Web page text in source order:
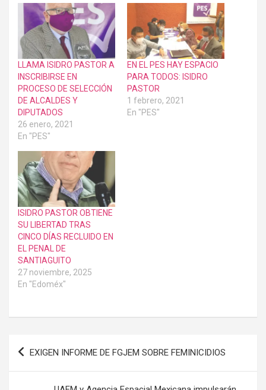
LLAMA ISIDRO PASTOR A
INSCRIBIRSE EN
PROCESO DE SELECCIÓN
DE ALCALDES Y
DIPUTADOS
26 enero, 2021
En "PES"
EN EL PES HAY ESPACIO
PARA TODOS: ISIDRO
PASTOR
1 febrero, 2021
En "PES"
ISIDRO PASTOR OBTIENE
SU LIBERTAD TRAS
CINCO DÍAS RECLUIDO EN
EL PENAL DE
SANTIAGUITO
27 noviembre, 2025
En "Edoméx"
Navegación
EXIGEN INFORME DE FGJEM SOBRE FEMINICIDIOS